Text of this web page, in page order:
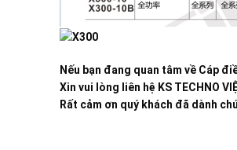
Nếu bạn đang quan tâm về Cáp
Xin vui lòng liên hệ KS TECHNO
Rất cảm ơn quý khách đã dành